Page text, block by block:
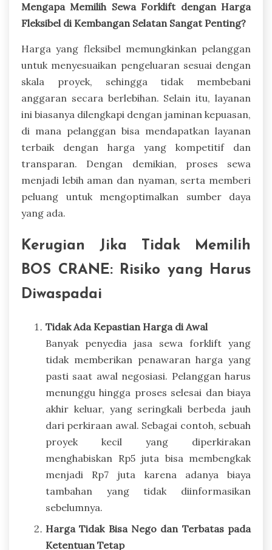
Mengapa Memilih Sewa Forklift dengan Harga
Fleksibel di Kembangan Selatan Sangat Penting?
Harga yang fleksibel memungkinkan pelanggan
untuk menyesuaikan pengeluaran sesuai dengan
skala proyek, sehingga tidak membebani
anggaran secara berlebihan. Selain itu, layanan
ini biasanya dilengkapi dengan jaminan kepuasan,
di mana pelanggan bisa mendapatkan layanan
terbaik dengan harga yang kompetitif dan
transparan. Dengan demikian, proses sewa
menjadi lebih aman dan nyaman, serta memberi
peluang untuk mengoptimalkan sumber daya
yang ada.
Kerugian Jika Tidak Memilih
BOS CRANE: Risiko yang Harus
Diwaspadai
Tidak Ada Kepastian Harga di Awal
Banyak penyedia jasa sewa forklift yang
tidak memberikan penawaran harga yang
pasti saat awal negosiasi. Pelanggan harus
menunggu hingga proses selesai dan biaya
akhir keluar, yang seringkali berbeda jauh
dari perkiraan awal. Sebagai contoh, sebuah
proyek kecil yang diperkirakan
menghabiskan Rp5 juta bisa membengkak
menjadi Rp7 juta karena adanya biaya
tambahan yang tidak diinformasikan
sebelumnya.
Harga Tidak Bisa Nego dan Terbatas pada
Ketentuan Tetap